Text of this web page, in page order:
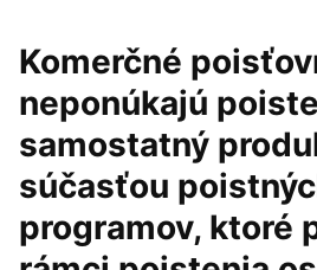
Komerčné
neponúkajú
samostatný
súčasťou
programov, ktoré